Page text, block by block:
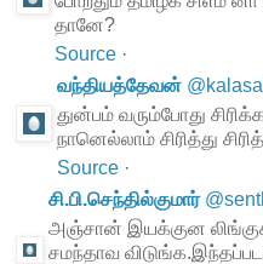
தானே?
Source ·
வந்தியத்தேவன் @kalasal
துன்பம் வரும்போது
நானெல்லாம் சிரித்து
Source ·
சி.பி.செந்தில்குமார் @
அஞ்சான் இயக்குன
சமந்தாவ